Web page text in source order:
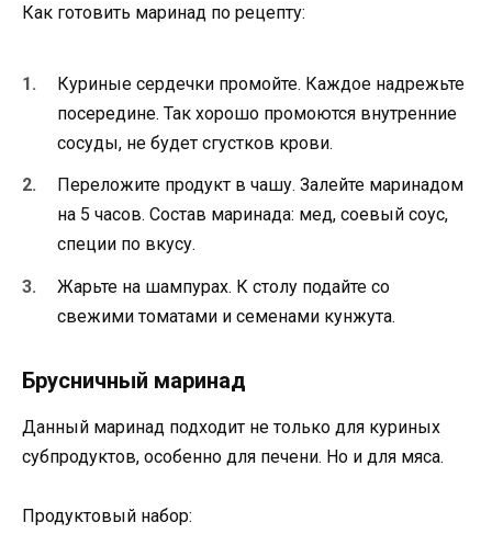
Как готовить маринад по рецепту:
Куриные сердечки промойте. Каждое надрежьте
посередине. Так хорошо промоются внутренние
сосуды, не будет сгустков крови.
Переложите продукт в чашу. Залейте маринадом
на 5 часов. Состав маринада: мед, соевый соус,
специи по вкусу.
Жарьте на шампурах. К столу подайте со
свежими томатами и семенами кунжута.
Брусничный маринад
Данный маринад подходит не только для куриных
субпродуктов, особенно для печени. Но и для мяса.
Продуктовый набор: